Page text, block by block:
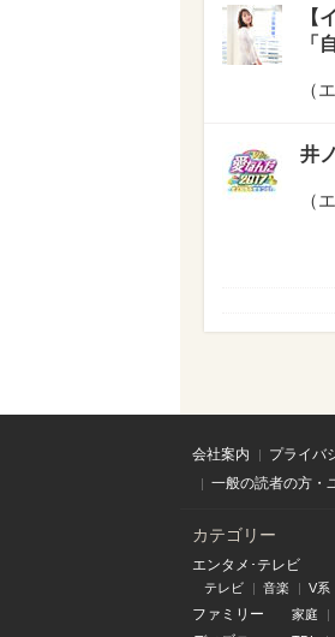
【
「
（
井
（
会社案内 プライバ
一般の読者の方・
カテゴリー
エンタメ･テレビ
テレビ 音楽 V系
ファミリー 家庭